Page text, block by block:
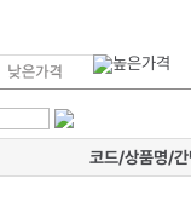
코드/상품명/간